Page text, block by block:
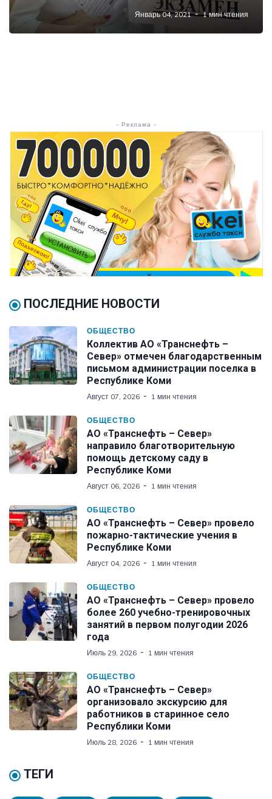
Январь 04, 2021 1 мин чтения
- Реклама -
ПОСЛЕДНИЕ НОВОСТИ
ОБЩЕСТВО
Коллектив АО «Транснефть –
Север» отмечен благодарственным
письмом администрации поселка в
Республике Коми
Август 07, 2026 1 мин чтения
ОБЩЕСТВО
АО «Транснефть – Север»
направило благотворительную
помощь детскому саду в
Республике Коми
Август 06, 2026 1 мин чтения
ОБЩЕСТВО
АО «Транснефть – Север» провело
пожарно-тактические учения в
Республике Коми
Август 04, 2026 1 мин чтения
ОБЩЕСТВО
АО «Транснефть – Север» провело
более 260 учебно-тренировочных
занятий в первом полугодии 2026
года
Июль 29, 2026 1 мин чтения
ОБЩЕСТВО
АО «Транснефть – Север»
организовало экскурсию для
работников в старинное село
Республики Коми
Июль 28, 2026 1 мин чтения
ТЕГИ